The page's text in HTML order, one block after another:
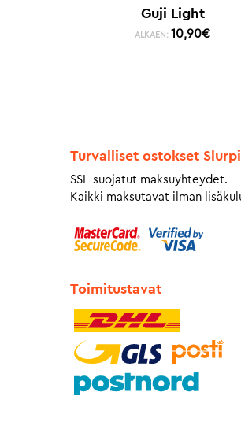
Guji Light
ALKAEN: 10,90€
Turvalliset ostokset
SSL-suojatut maksuyhteydet.
Kaikki maksutavat ilman
Toimitustavat